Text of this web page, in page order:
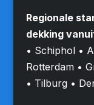
Regionale
dekking
• Schiphol •
Rotterdam •
• Tilburg •